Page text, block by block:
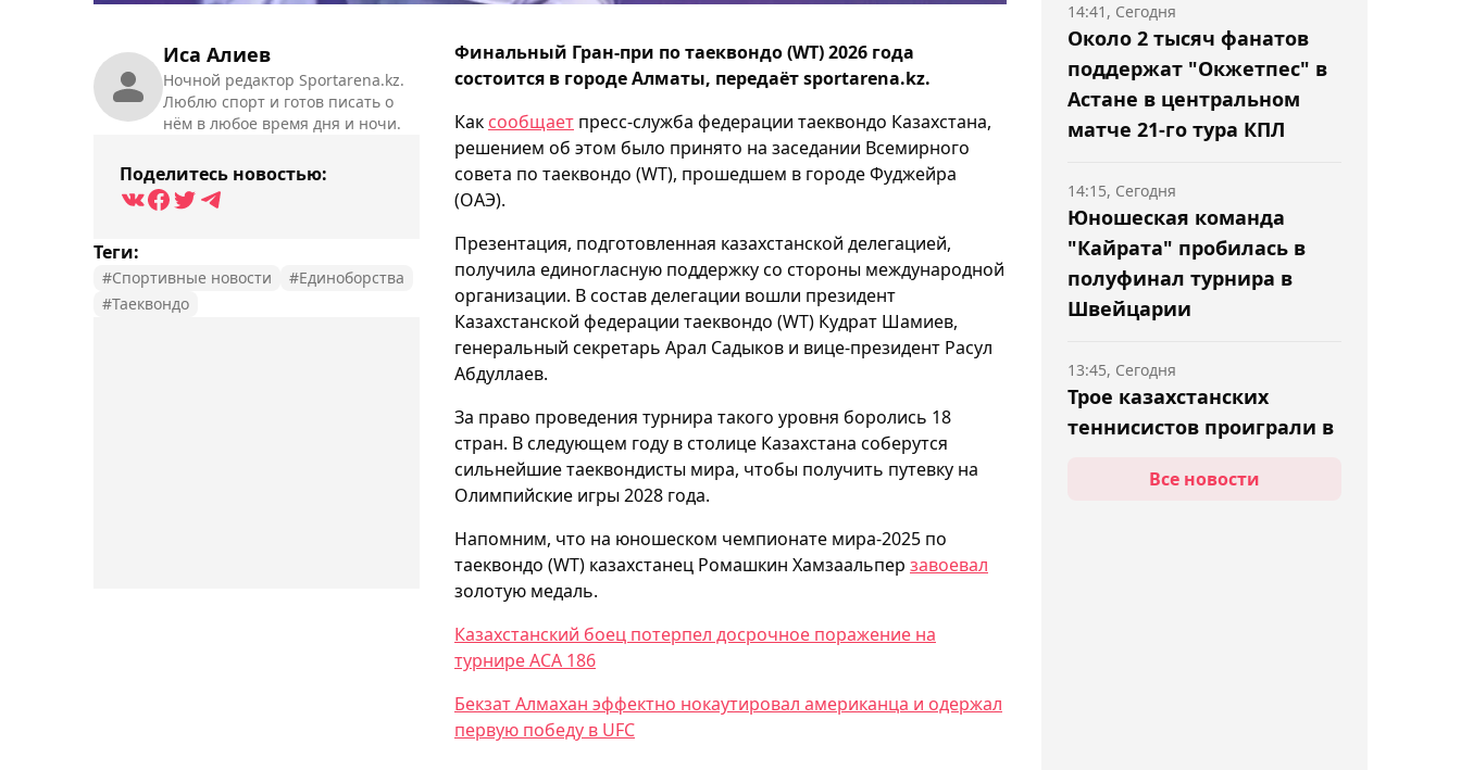
Иса Алиев
Ночной редактор Sportarena.kz.
Люблю спорт и готов писать о
нём в любое время дня и ночи.
Поделитесь новостью:
Теги:
#Спортивные новости
#Единоборства
#Таеквондо
Финальный Гран-при по таеквондо (WT) 2026 года
состоится в городе Алматы, передаёт sportarena.kz.
Как сообщает пресс-служба федерации таеквондо Казахстана,
решением об этом было принято на заседании Всемирного
совета по таеквондо (WT), прошедшем в городе Фуджейра
(ОАЭ).
Презентация, подготовленная казахстанской делегацией,
получила единогласную поддержку со стороны международной
организации. В состав делегации вошли президент
Казахстанской федерации таеквондо (WT) Кудрат Шамиев,
генеральный секретарь Арал Садыков и вице-президент Расул
Абдуллаев.
За право проведения турнира такого уровня боролись 18
стран. В следующем году в столице Казахстана соберутся
сильнейшие таеквондисты мира, чтобы получить путевку на
Олимпийские игры 2028 года.
Напомним, что на юношеском чемпионате мира-2025 по
таеквондо (WT) казахстанец Ромашкин Хамзаальпер завоевал
золотую медаль.
Казахстанский боец потерпел досрочное поражение на
турнире АСА 186
Бекзат Алмахан эффектно нокаутировал американца и одержал
первую победу в UFC
Около 2 тысяч фанатов
поддержат "Окжетпес" в
Астане в центральном
матче 21-го тура КПЛ
14:41, Сегодня
Юношеская команда
"Кайрата" пробилась в
полуфинал турнира в
Швейцарии
14:15, Сегодня
Трое казахстанских
теннисистов проиграли в
"Челленджера" в Астане
13:45, Сегодня
Все новости